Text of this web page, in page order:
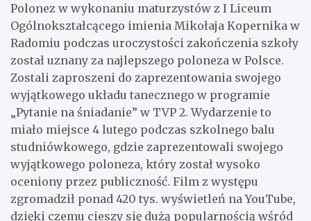
Polonez w wykonaniu maturzystów z I Liceum
Ogólnokształcącego imienia Mikołaja Kopernika w
Radomiu podczas uroczystości zakończenia szkoły
został uznany za najlepszego poloneza w Polsce.
Zostali zaproszeni do zaprezentowania swojego
wyjątkowego układu tanecznego w programie
„Pytanie na śniadanie” w TVP 2. Wydarzenie to
miało miejsce 4 lutego podczas szkolnego balu
studniówkowego, gdzie zaprezentowali swojego
wyjątkowego poloneza, który został wysoko
oceniony przez publiczność. Film z występu
zgromadził ponad 420 tys. wyświetleń na YouTube,
dzięki czemu cieszy się dużą popularnością wśród